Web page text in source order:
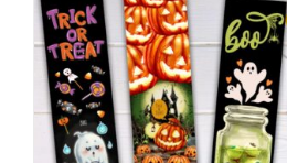
KOSÁRBA
RÉSZLETEK